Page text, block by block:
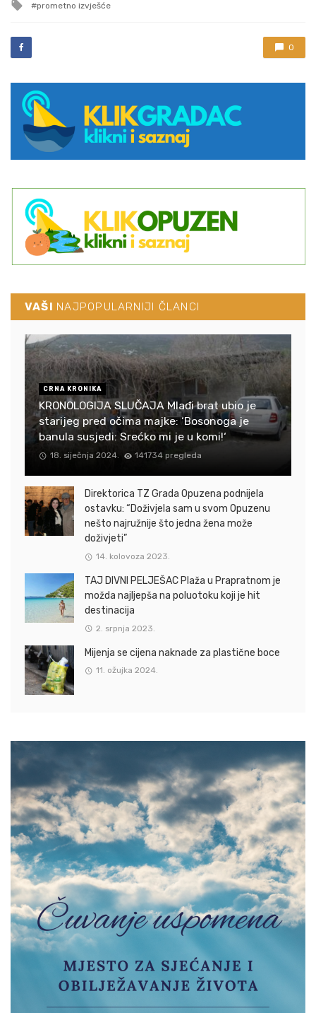
Tagged
prometno izvješće
0
VAŠI NAJPOPULARNIJI ČLANCI
CRNA KRONIKA
KRONOLOGIJA SLUČAJA Mlađi brat ubio je
starijeg pred očima majke: ‘Bosonoga je
banula susjedi: Srećko mi je u komi!‘
18. siječnja 2024. 141734 pregleda
Direktorica TZ Grada Opuzena podnijela
ostavku: “Doživjela sam u svom Opuzenu
nešto najružnije što jedna žena može
doživjeti”
14. kolovoza 2023.
TAJ DIVNI PELJEŠAC Plaža u Prapratnom je
možda najljepša na poluotoku koji je hit
destinacija
2. srpnja 2023.
Mijenja se cijena naknade za plastične boce
11. ožujka 2024.